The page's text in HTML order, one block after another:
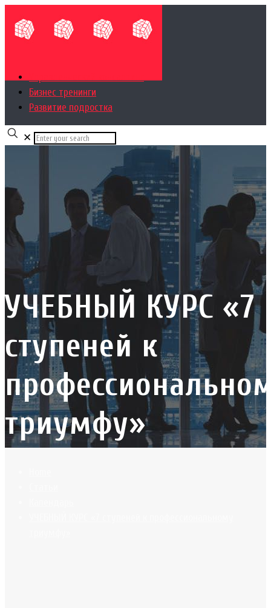
Бизнес тренинги
Развитие подростка
✕
УЧЕБНЫЙ КУРС «7
ступеней к
триумфу»